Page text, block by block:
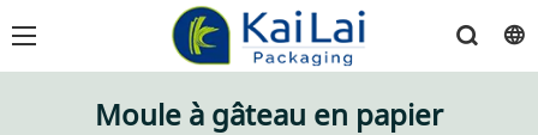
Moule à gâteau en papier